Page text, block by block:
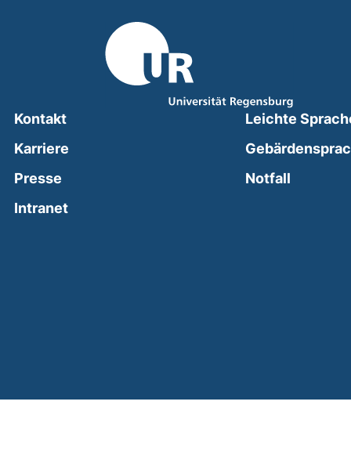
Kontakt
Karriere
Presse
Intranet(external link, opens in a new window)
Leichte
Notfall